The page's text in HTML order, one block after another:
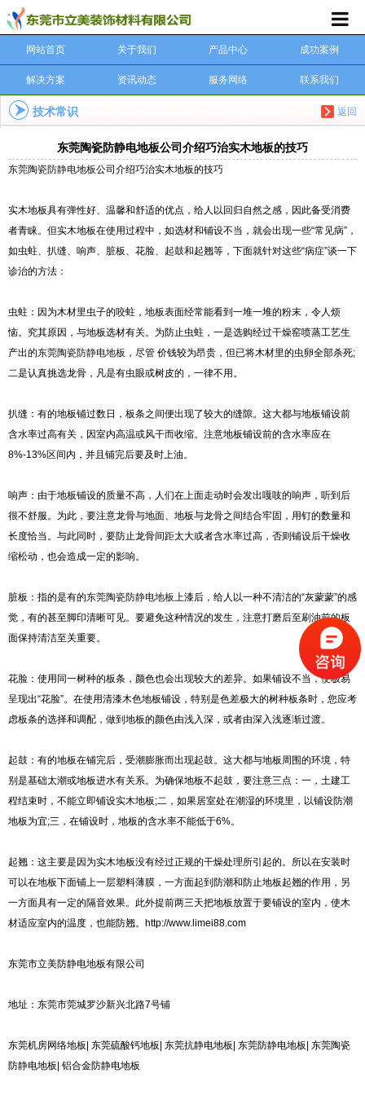
网站首页 关于我们 产品中心 成功案例
解决方案 资讯动态 服务网络 联系我们
返回
技术常识
东莞陶瓷防静电地板公司介绍巧治实木地板的技巧
东莞陶瓷防静电地板公司介绍巧治实木地板的技巧
实木地板具有弹性好、温馨和舒适的优点，给人以回归自然之感，因此备受消费
者青睐。但实木地板在使用过程中，如选材和铺设不当，就会出现一些“常见病”，
如虫蛀、扒缝、响声、脏板、花脸、起鼓和起翘等，下面就针对这些“病症”谈一下
诊治的方法：
虫蛀：因为木材里虫子的咬蛀，地板表面经常能看到一堆一堆的粉末，令人烦
恼。究其原因，与地板选材有关。为防止虫蛀，一是选购经过干燥窑喷蒸工艺生
产出的东莞陶瓷防静电地板 ，尽管 价钱较为昂贵，但已将木材里的虫卵全部杀死;
二是认真挑选龙骨，凡是有虫眼或树皮的，一律不用。
扒缝：有的地板铺过数日，板条之间便出现了较大的缝隙。这大都与地板铺设前
含水率过高有关，因室内高温或风干而收缩。注意地板铺设前的含水率应在
8%-13%区间内，并且铺完后要及时上油。
响声：由于地板铺设的质量不高，人们在上面走动时会发出嘎吱的响声，听到后
很不舒服。为此，要注意龙骨与地面、地板与龙骨之间结合牢固，用钉的数量和
长度恰当。与此同时，要防止龙骨间距太大或者含水率过高，否则铺设后干燥收
缩松动，也会造成一定的影响。
脏板：指的是有的东莞陶瓷防静电地板上漆后，给人以一种不清洁的“灰蒙蒙”的感
觉，有的甚至脚印清晰可见。要避免这种情况的发生，注意打磨后至刷油前的板
面保持清洁至关重要。
花脸：使用同一树种的板条，颜色也会出现较大的差异。如果铺设不当，便极易
呈现出“花脸”。在使用清漆木色地板铺设，特别是色差极大的树种板条时，您应考
虑板条的选择和调配，做到地板的颜色由浅入深，或者由深入浅逐渐过渡。
起鼓：有的地板在铺完后，受潮膨胀而出现起鼓。这大都与地板周围的环境，特
别是基础太潮或地板进水有关系。为确保地板不起鼓，要注意三点：一，土建工
程结束时，不能立即铺设实木地板;二，如果居室处在潮湿的环境里，以铺设防潮
地板为宜;三，在铺设时，地板的含水率不能低于6%。
起翘：这主要是因为实木地板没有经过正规的干燥处理所引起的。所以在安装时
可以在地板下面铺上一层塑料薄膜，一方面起到防潮和防止地板起翘的作用，另
一方面具有一定的隔音效果。此外提前两三天把地板放置于要铺设的室内，使木
材适应室内的温度，也能防翘。http://www.limei88.com
东莞市立美防静电地板有限公司
地址：东莞市莞城罗沙新兴北路7号铺
东莞机房网络地板| 东莞硫酸钙地板| 东莞抗静电地板| 东莞防静电地板| 东莞陶瓷
防静电地板| 铝合金防静电地板